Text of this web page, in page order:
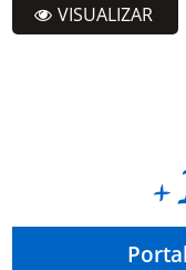
VISUALIZAR
+